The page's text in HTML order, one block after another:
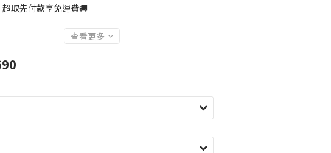
取先付款享免運費🚚
查看更多